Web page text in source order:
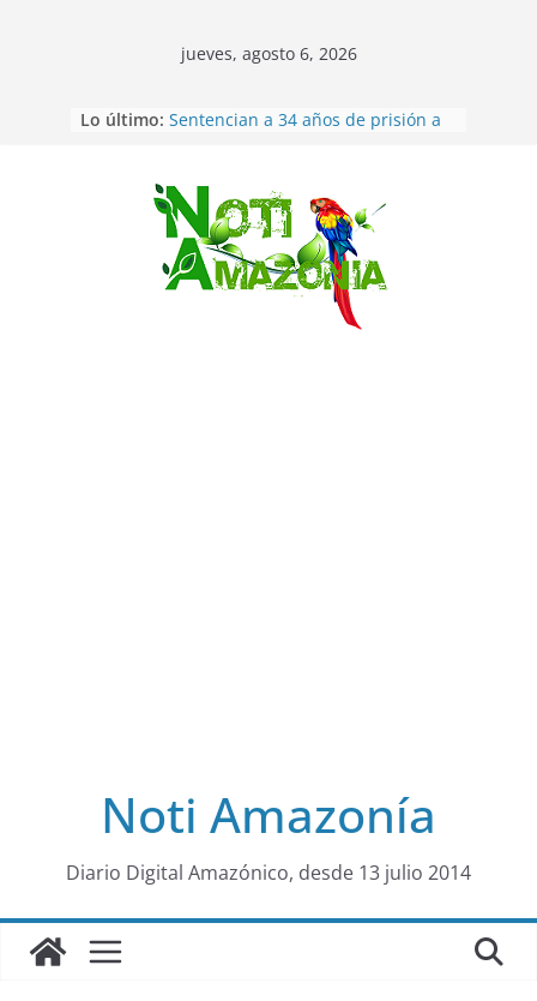
Saltar
al
jueves, agosto 6, 2026
Lo último: Sentencian a 34 años de prisión a
Vozinha, el arquero sensación de
cabo Verde, ya llegó para
incorporarse a Colo Colo de Chile
Pastaza: la parroquia Diez de
Agosto eligió a su nueva reina por
La “deuda de sueño”: una alerta
Noti Amazonía
Diario Digital Amazónico, desde 13 julio 2014